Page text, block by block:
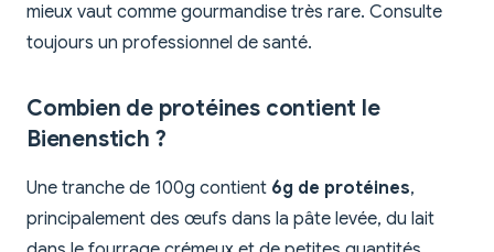
mieux vaut comme gourmandise très rare. Consulte
toujours un professionnel de santé.
Combien de protéines contient le
Bienenstich ?
Une tranche de 100g contient 6g de protéines,
principalement des œufs dans la pâte levée, du lait